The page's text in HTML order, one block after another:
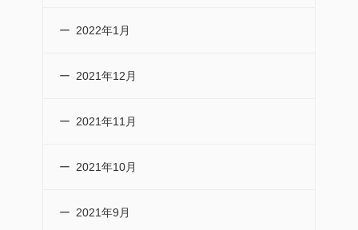
2022年1月
2021年12月
2021年11月
2021年10月
2021年9月